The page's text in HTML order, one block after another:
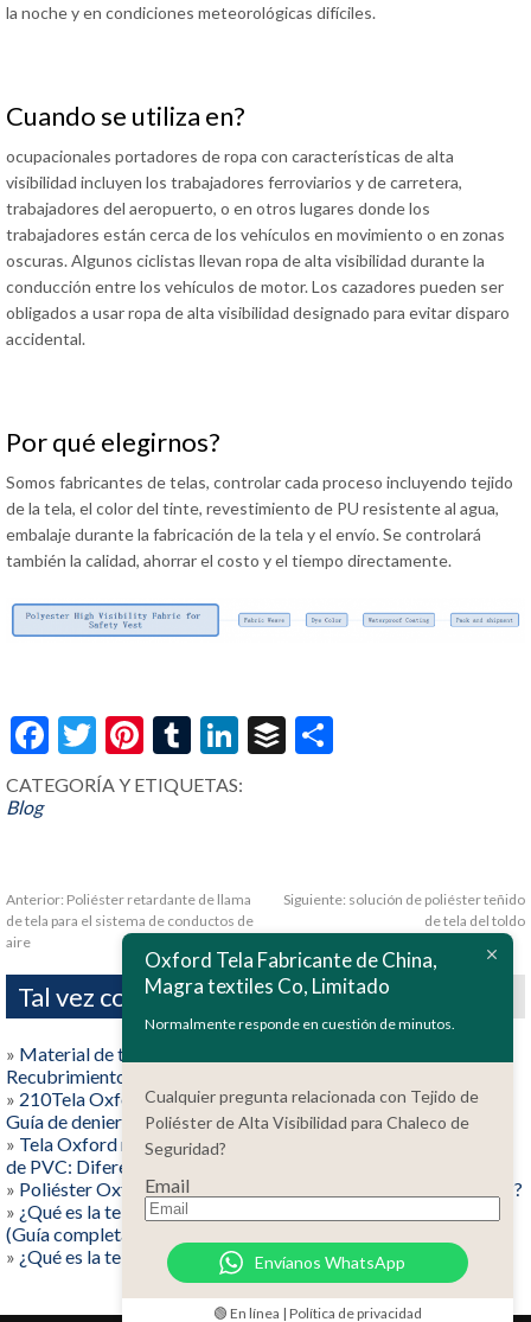
la noche y en condiciones meteorológicas difíciles.
Cuando se utiliza en?
ocupacionales portadores de ropa con características de alta
visibilidad incluyen los trabajadores ferroviarios y de carretera,
trabajadores del aeropuerto, o en otros lugares donde los
trabajadores están cerca de los vehículos en movimiento o en zonas
oscuras. Algunos ciclistas llevan ropa de alta visibilidad durante la
conducción entre los vehículos de motor. Los cazadores pueden ser
obligados a usar ropa de alta visibilidad designado para evitar disparo
accidental.
Por qué elegirnos?
Somos fabricantes de telas, controlar cada proceso incluyendo tejido
de la tela, el color del tinte, revestimiento de PU resistente al agua,
embalaje durante la fabricación de la tela y el envío. Se controlará
también la calidad, ahorrar el costo y el tiempo directamente.
Facebook
Twitter
Pinterest
Tumblr
LinkedIn
Buffer
CATEGORÍA Y ETIQUETAS:
Blog
Anterior: Poliéster retardante de llama
de tela para el sistema de conductos de
aire
Siguiente: solución de poliéster teñido
de tela del toldo
Tal vez como también
» Material de tela Oxford explicado: Tipos, Especificaciones,
Recubrimientos & Mejores usos (Guía del comprador)
» 210Tela Oxford D/300D/420D/600D/900D/1200D/1680D:
Guía de deniers para compradores
» Tela Oxford recubierta de PU versus tela Oxford recubierta
de PVC: Diferencias, Pros/contras & Mejores usos
» Poliéster Oxford versus nailon Oxford: ¿Cuál deberías elegir??
» ¿Qué es la tela Oxford?? Tejer, Materiales, y ventajas clave
(Guía completa)
» ¿Qué es la tela de alfombra de caballo??
Oxford Tela Fabricante de China,
Magra textiles Co, Limitado
Normalmente responde en cuestión de minutos.
Cualquier pregunta relacionada con Tejido de
Poliéster de Alta Visibilidad para Chaleco de
Seguridad?
Email
Envíanos WhatsApp
🟢 En línea | Política de privacidad